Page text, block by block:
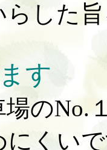
らした
す
のNo.
にくい